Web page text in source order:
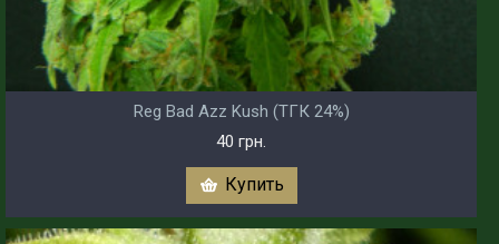
Reg Bad Azz Kush (ТГК 24%)
40 грн.
Купить